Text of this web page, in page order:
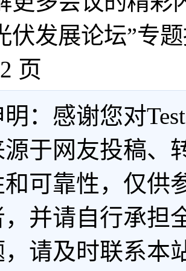
伏发展论坛”专
页
：感谢您对
于网友投稿、
和可靠性，仅供
，并请自行承担
，请及时联系本